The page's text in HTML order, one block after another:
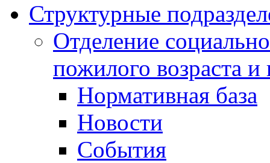
Структурные
Отделение
пожилого возраста и
Нормативная база
Новости
События